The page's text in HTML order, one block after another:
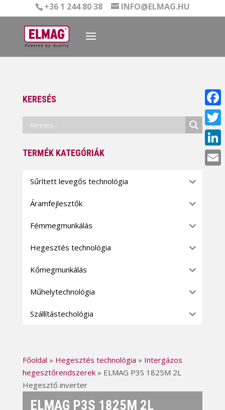
+36 1 244 80 38 INFO@ELMAG.HU
Főoldal » Hegesztés technológia » Intergázos
hegesztőrendszerek» ELMAG P3S 1825M 2L
Hegesztő inverter
ELMAG P3S 1825M 2L
KERESÉS
TERMÉK KATEGÓRIÁK
Sűrített levegős technológia
Áramfejlesztők
Fémmegmunkálás
Hegesztés technológia
Kőmegmunkálás
Műhelytechnológia
Szállítástechológia